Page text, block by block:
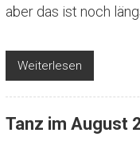
aber das ist noch
Weiterlesen
Tanz im August